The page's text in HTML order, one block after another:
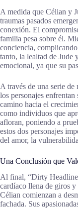
A medida que Célian y
traumas pasados
conexión. El
familia pesa sobre él.
conciencia,
tanto, la lealtad de Jude
emocional, ya que su
A través de una serie
los personajes
camino hacia el
como individuos que
afloran, poniendo a
estos dos personajes
del amor, la
Una Conclusión que
Al final, “Dirty
cardíaco llena de giros
Célian comienzan a
fachada. Sus